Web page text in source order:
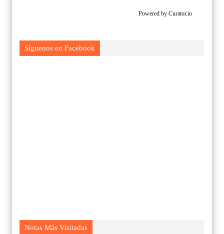
Powered by Curator.io
Síguenos en Facebook
Notas Más Visitadas